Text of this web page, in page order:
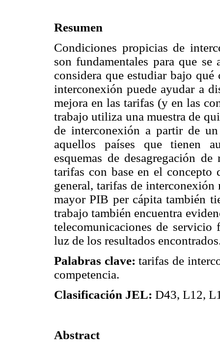
Resumen
Condiciones propicias de
son fundamentales para que
considera que estudiar bajo qué
interconexión puede ayudar a
mejora en las tarifas (y en las
trabajo utiliza una muestra de
de interconexión a partir de
aquellos países que tienen
esquemas de desagregación
tarifas con base en el concepto
general, tarifas de interconexión
mayor PIB per cápita también
trabajo también encuentra
telecomunicaciones de
luz de los resultados
Palabras clave:tarifas de
competencia.
Clasificación JEL: D43, L12,
Abstract